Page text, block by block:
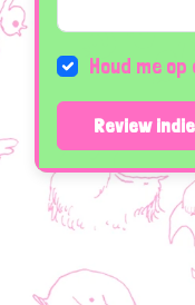
Houd me
Review